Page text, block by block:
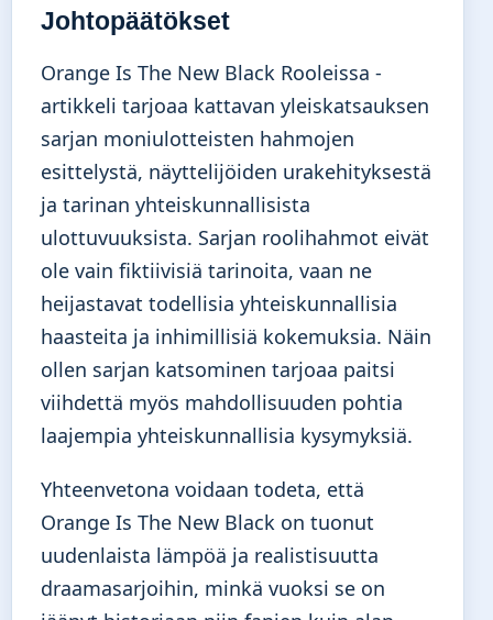
Johtopäätökset
Orange Is The New Black Rooleissa -
artikkeli tarjoaa kattavan yleiskatsauksen
sarjan moniulotteisten hahmojen
esittelystä, näyttelijöiden urakehityksestä
ja tarinan yhteiskunnallisista
ulottuvuuksista. Sarjan roolihahmot eivät
ole vain fiktiivisiä tarinoita, vaan ne
heijastavat todellisia yhteiskunnallisia
haasteita ja inhimillisiä kokemuksia. Näin
ollen sarjan katsominen tarjoaa paitsi
viihdettä myös mahdollisuuden pohtia
laajempia yhteiskunnallisia kysymyksiä.
Yhteenvetona voidaan todeta, että
Orange Is The New Black on tuonut
uudenlaista lämpöä ja realistisuutta
draamasarjoihin, minkä vuoksi se on